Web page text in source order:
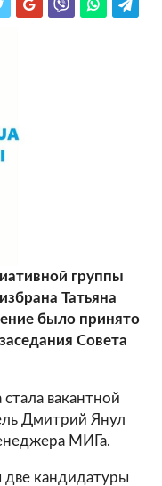
группы
Татьяна
было принято
Совета
вакантной
Дмитрий Янул
МИГа.
две кандидатуры